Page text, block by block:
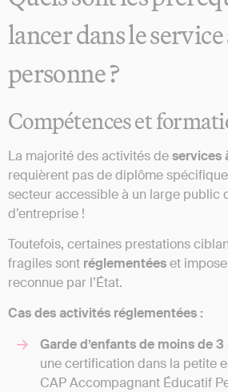
lancer dans le service
personne ?
Compétences et
La majorité des activités deservices
requièrent pas de diplôme
secteur accessible à un large public
d’entreprise !
Toutefois, certaines prestations
fragiles sont réglementéeset
reconnue par l’État.
Cas des activités réglementées :
Garde d’enfants de moins de 3
une certification dans la petite
CAP Accompagnant Éducatif